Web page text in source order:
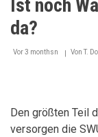
Ist noch
da?
Vor 3 monthsn VonT.
Den größten Teil
versorgen die